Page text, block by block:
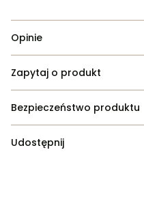
Opinie
Zapytaj o produkt
Bezpieczeństwo produktu
Udostępnij